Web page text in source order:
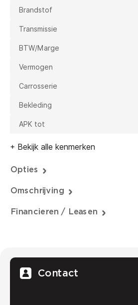
Brandstof
Transmissie
BTW/Marge
Vermogen
Carrosserie
Bekleding
APK tot
+ Bekijk alle kenmerken
Opties
Omschrijving
Financieren / Leasen
Contact